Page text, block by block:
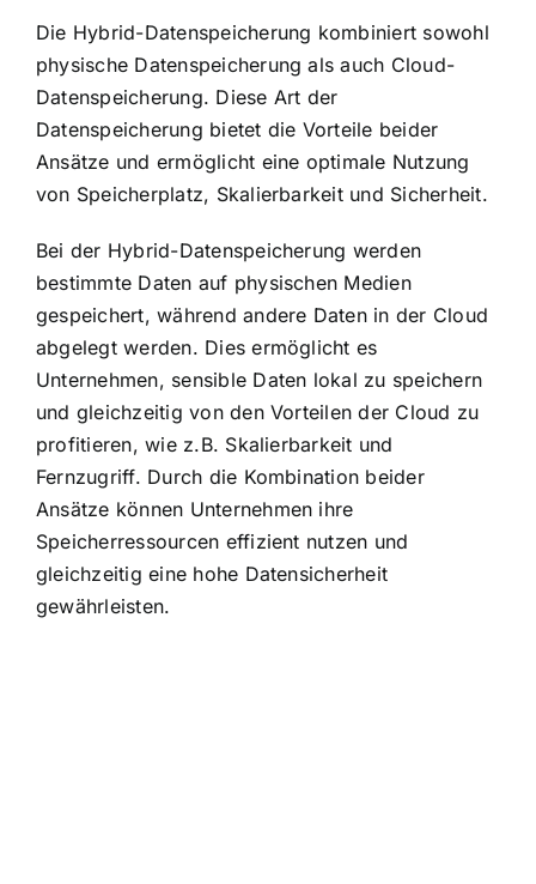
Die Hybrid-Datenspeicherung kombiniert sowohl
physische Datenspeicherung als auch Cloud-
Datenspeicherung. Diese Art der
Datenspeicherung bietet die Vorteile beider
Ansätze und ermöglicht eine optimale Nutzung
von Speicherplatz, Skalierbarkeit und Sicherheit.
Bei der Hybrid-Datenspeicherung werden
bestimmte Daten auf physischen Medien
gespeichert, während andere Daten in der Cloud
abgelegt werden. Dies ermöglicht es
Unternehmen, sensible Daten lokal zu speichern
und gleichzeitig von den Vorteilen der Cloud zu
profitieren, wie z.B. Skalierbarkeit und
Fernzugriff. Durch die Kombination beider
Ansätze können Unternehmen ihre
Speicherressourcen effizient nutzen und
gleichzeitig eine hohe Datensicherheit
gewährleisten.